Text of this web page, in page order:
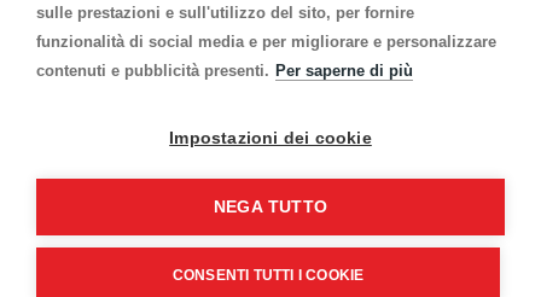
sulle prestazioni e sull'utilizzo del sito, per fornire
funzionalità di social media e per migliorare e personalizzare
contenuti e pubblicità presenti. Per saperne di più
Impostazioni dei cookie
NEGA TUTTO
CONSENTI TUTTI I COOKIE
Follow us
©2021 Gi-An S.r.l. - Tutti i diritti riservati.